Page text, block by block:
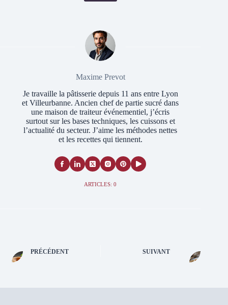
Maxime Prevot
Je travaille la pâtisserie depuis 11 ans entre Lyon
et Villeurbanne. Ancien chef de partie sucré dans
une maison de traiteur événementiel, j’écris
surtout sur les bases techniques, les cuissons et
l’actualité du secteur. J’aime les méthodes nettes
et les recettes qui tiennent.
ARTICLES: 0
PRÉCÉDENT SUIVANT